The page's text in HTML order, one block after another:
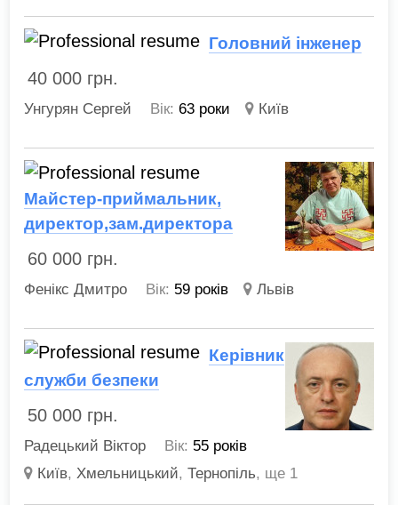
Головний інженер
40 000 грн.
Унгурян Сергей Вік: 63 роки Київ
Майстер-приймальник,
директор,зам.директора
60 000 грн.
Фенікс Дмитро Вік: 59 років Львів
Керівник
служби безпеки
50 000 грн.
Радецький Віктор Вік: 55 років
Київ,Хмельницький,Тернопіль, ще 1